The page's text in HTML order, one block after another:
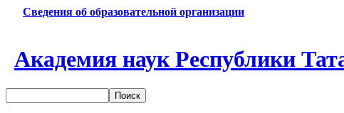
Сведения об образовательной организации
Академия наук Республики